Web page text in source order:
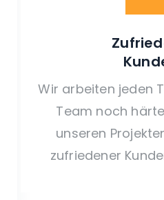
Wir arbeiten jeden
Team noch
unseren
zufriedener